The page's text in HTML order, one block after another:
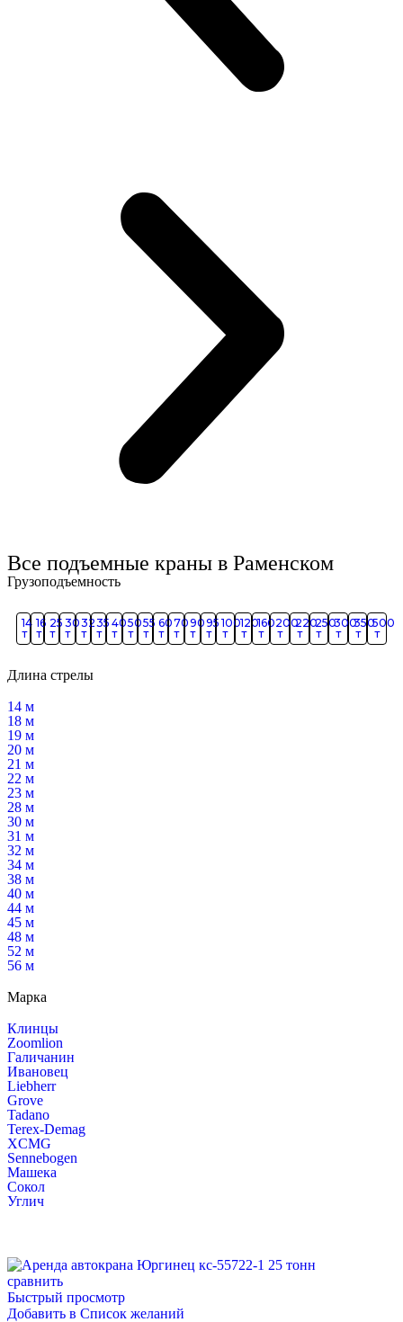
Все подъемные краны в Раменском
Грузоподъемность
14
т
16
т
25
т
30
т
32
т
35
т
40
т
50
т
55
т
60
т
70
т
90
т
95
т
100
т
120
т
160
т
200
т
220
т
250
т
300
т
350
т
500
т
Длина стрелы
14 м
18 м
19 м
20 м
21 м
22 м
23 м
28 м
30 м
31 м
32 м
34 м
38 м
40 м
44 м
45 м
48 м
52 м
56 м
Марка
Клинцы
Zoomlion
Галичанин
Ивановец
Liebherr
Grove
Tadano
Terex-Demag
XCMG
Sennebogen
Машека
Сокол
Углич
сравнить
Быстрый просмотр
Добавить в Список желаний